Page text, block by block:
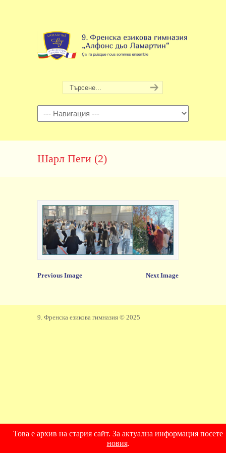
Навигация
Шарл Пеги (2)
Previous Image Next Image
9. Френска езикова гимназия © 2025
Това е архив на стария сайт. За актуална информация посете
новия.